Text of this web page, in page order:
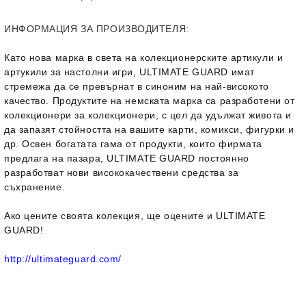
ИНФОРМАЦИЯ ЗА ПРОИЗВОДИТЕЛЯ:
Като нова марка в света на колекционерските артикули и
артукили за настолни игри, ULTIMATE GUARD имат
стремежа да се превърнат в синоним на най-високото
качество. Продуктите на немската марка са разработени от
колекционери за колекционери, с цел да удължат живота и
да запазят стойността на вашите карти, комикси, фигурки и
др. Освен богатата гама от продукти, които фирмата
предлага на пазара, ULTIMATE GUARD постоянно
разработват нови висококачествени средства за
съхранение.
Ако цените своята колекция, ще оцените и ULTIMATE
GUARD!
http://ultimateguard.com/